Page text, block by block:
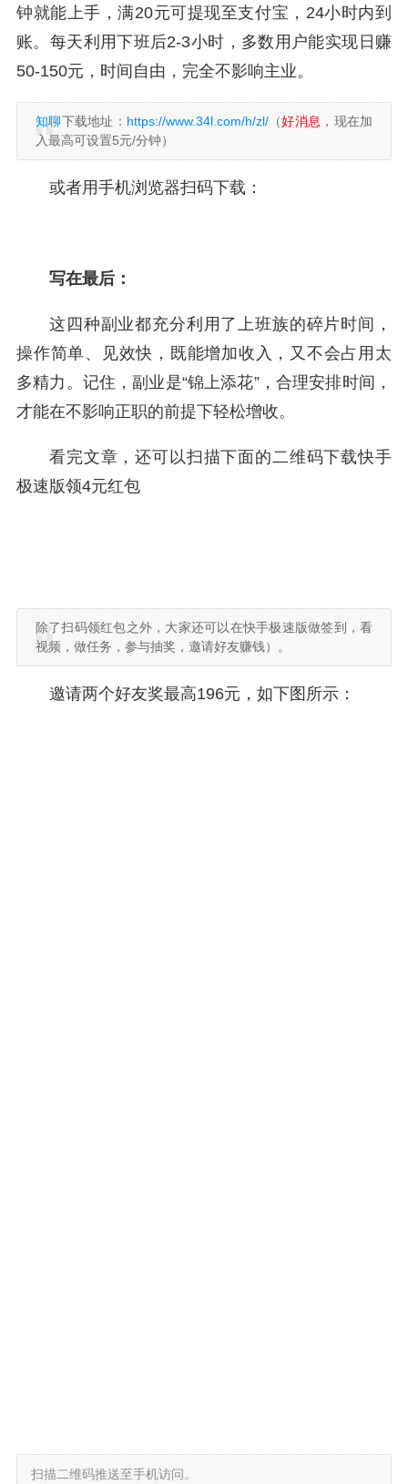
钟就能上手，满20元可提现至支付宝，24小时内到
账。每天利用下班后2-3小时，多数用户能实现日赚
50-150元，时间自由，完全不影响主业。
知聊下载地址： https://www.34l.com/h/zl/（好消息 ，现在加
入最高可设置5元/分钟）
或者用手机浏览器扫码下载：
写在最后：
这四种副业都充分利用了上班族的碎片时间，
操作简单、见效快，既能增加收入，又不会占用太
多精力。记住，副业是“锦上添花”，合理安排时间，
才能在不影响正职的前提下轻松增收。
看完文章，还可以扫描下面的二维码下载快手
极速版领4元红包
除了扫码领红包之外，大家还可以在快手极速版做签到，看
视频，做任务，参与抽奖，邀请好友赚钱）。
邀请两个好友奖最高196元，如下图所示：
扫描二维码推送至手机访问。